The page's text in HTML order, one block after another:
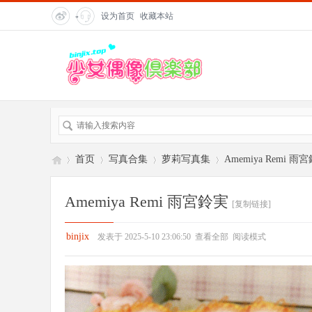
"
"在
线客
服">
设为首页 收藏本站
首页 写真合集 萝莉写真集 Amemiya Remi 雨宮
Amemiya Remi 雨宮鈴実 [复制链接]
binjix 发表于 2025-5-10 23:06:50 查看全部 阅读模式